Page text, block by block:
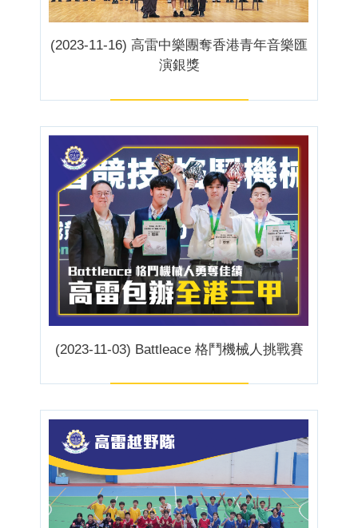
(2023-11-16) 高雷中樂團奪香港青年音樂匯
演銀獎
(2023-11-03) Battleace 格鬥機械人挑戰賽